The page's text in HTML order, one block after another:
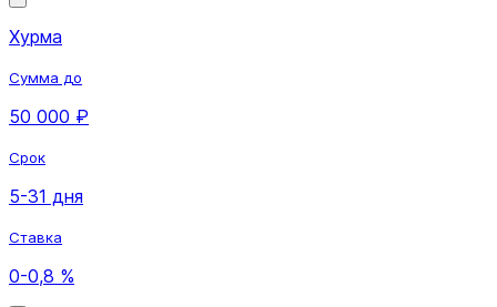
Хурма
Сумма до
50 000 ₽
Срок
5-31 дня
Ставка
0-0,8 %